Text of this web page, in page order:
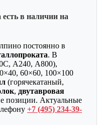
в наличии на
постоянно в
. В
А240, А800),
60×60, 100×100
(горячекатаный,
, двутавровая
позиции. Актуальные
+7 (495) 234-39-